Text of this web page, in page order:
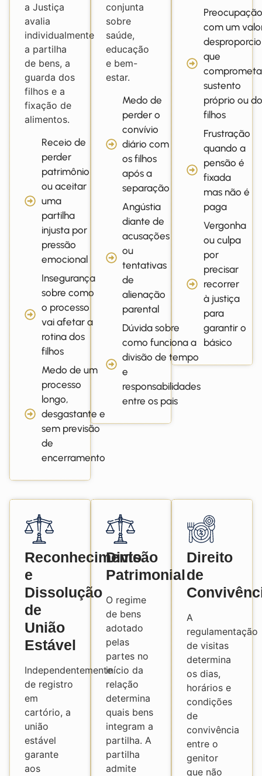
a Justiça
avalia
individualmente
a partilha
de bens, a
guarda dos
filhos e a
fixação de
alimentos.
Receio de
perder
patrimônio
ou aceitar
uma
partilha
injusta por
pressão
emocional
Insegurança
sobre como
o processo
vai afetar a
rotina dos
filhos
Medo de um
processo
longo,
desgastante e
sem previsão
de
encerramento
conjunta
sobre
saúde,
educação
e bem-
estar.
Medo de
perder o
convívio
diário com
os filhos
após a
separação
Angústia
diante de
acusações
ou
tentativas
de
alienação
parental
Dúvida sobre
como funciona a
divisão de tempo
e
responsabilidades
entre os pais
com um
que
sustento
próprio ou
filhos
Frustração
quando a
pensão é
fixada
mas não é
paga
Vergonha
ou culpa
por
precisar
recorrer
à justiça
para
garantir o
básico
Reconhecimento
e
Dissolução
de
União
Estável
Independentemente
de registro
em
cartório, a
união
estável
garante
aos
Divisão
Patrimonial
O regime
de bens
adotado
pelas
partes no
início da
relação
determina
quais bens
integram a
partilha. A
partilha
admite
Direito
de
A
regulamentação
de visitas
determina
os dias,
horários e
condições
de
convivência
entre o
genitor
que não